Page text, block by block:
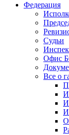
Федерация
Судьи
Офис
Все о